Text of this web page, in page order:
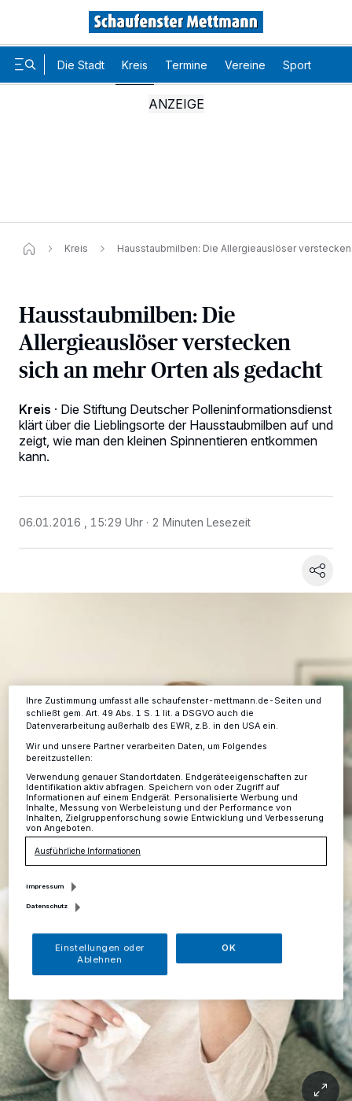
Die Stadt Kreis Termine Vereine Sport
Kreis Hausstaubmilben: Die Allergieauslöser
Hausstaubmilben: Die
Allergieauslöser verstecken
sich an mehr Orten als gedacht
Kreis · Die Stiftung Deutscher Polleninformationsdienst
klärt über die Lieblingsorte der Hausstaubmilben auf und
zeigt, wie man den kleinen Spinnentieren entkommen
kann.
06.01.2016 , 15:29 Uhr 2 Minuten Lesezeit
Kennungen auf Ihrem Gerät zu. Durch Auswahl von OK aktivieren Sie
verarbeiten Daten, um Ihnen Dienste bereitzustellen“ aufgeführten
Informationen finden Sie in unserer Datenschutzerklärung.
Ihre Zustimmung umfasst alle schaufenster-mettmann.de-Seiten und
schließt gem. Art. 49 Abs. 1 S. 1 lit. a DSGVO auch die
Datenverarbeitung außerhalb des EWR, z.B. in den USA ein.
Wir und unsere Partner verarbeiten Daten, um Folgendes
bereitzustellen:
Verwendung genauer Standortdaten. Endgeräteeigenschaften zur
Identifikation aktiv abfragen. Speichern von oder Zugriff auf
Informationen auf einem Endgerät. Personalisierte Werbung und
Inhalte, Messung von Werbeleistung und der Performance von
Inhalten, Zielgruppenforschung sowie Entwicklung und Verbesserung
von Angeboten.
Ausführliche Informationen
Impressum
Datenschutz
Einstellungen oder
Ablehnen
OK